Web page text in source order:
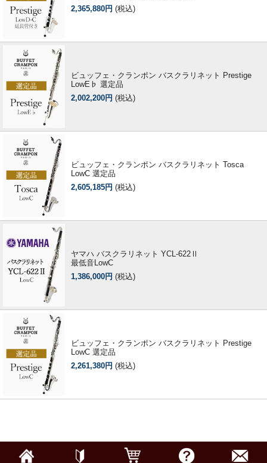
2,365,880円 (税込)
ビュッフェ・クランポン バスクラリネット Prestige
LowE♭ 選定品
2,002,200円 (税込)
ビュッフェ・クランポン バスクラリネット Tosca
LowC 選定品
2,605,185円 (税込)
ヤマハ バスクラリネット YCL-622Ⅱ
最低音LowC
1,386,000円 (税込)
ビュッフェ・クランポン バスクラリネット Prestige
LowC 選定品
2,261,380円 (税込)